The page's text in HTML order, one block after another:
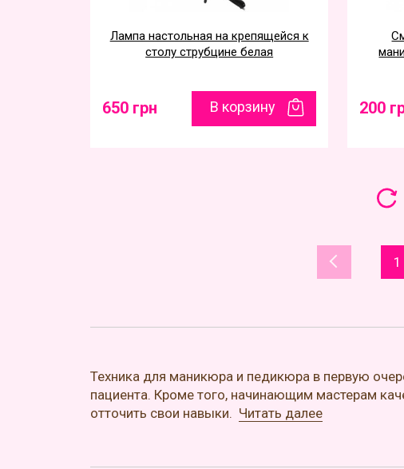
Лампа настольная на крепящейся к
столу струбцине белая
650 грн В корзину 200
1
Техника для маникюра и педикюра в первую
пациента. Кроме того, начинающим мастерам
отточить свои навыки. Читать далее